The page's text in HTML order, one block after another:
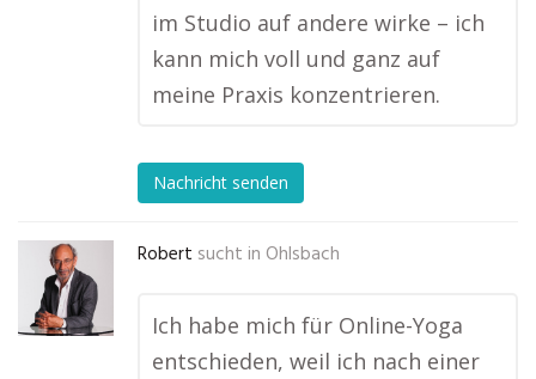
im Studio auf andere wirke – ich
kann mich voll und ganz auf
meine Praxis konzentrieren.
Nachricht senden
Robert sucht in Ohlsbach
Ich habe mich für Online-Yoga
entschieden, weil ich nach einer